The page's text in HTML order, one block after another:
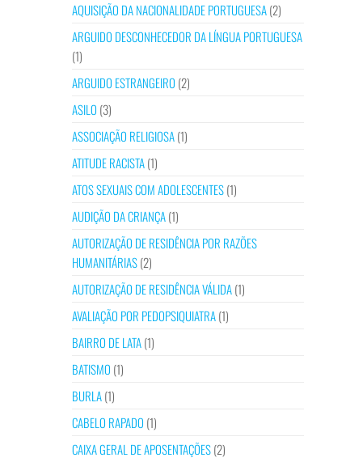
AQUISIÇÃO DA NACIONALIDADE PORTUGUESA(2)
ARGUIDO DESCONHECEDOR DA LÍNGUA PORTUGUESA
(1)
ARGUIDO ESTRANGEIRO (2)
ASILO (3)
ASSOCIAÇÃO RELIGIOSA(1)
ATITUDE RACISTA(1)
ATOS SEXUAIS COM ADOLESCENTES(1)
AUDIÇÃO DA CRIANÇA(1)
AUTORIZAÇÃO DE RESIDÊNCIA POR RAZÕES
HUMANITÁRIAS(2)
AUTORIZAÇÃO DE RESIDÊNCIA VÁLIDA(1)
AVALIAÇÃO POR PEDOPSIQUIATRA(1)
BAIRRO DE LATA(1)
BATISMO (1)
BURLA(1)
CABELO RAPADO (1)
CAIXA GERAL DE APOSENTAÇÕES(2)